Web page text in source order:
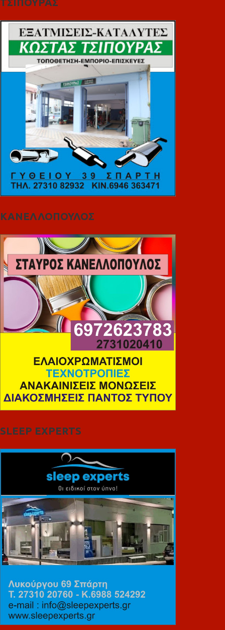
ΚΑΝΕΛΛΟΠΟΥΛΟΣ
SLEEP EXPERTS